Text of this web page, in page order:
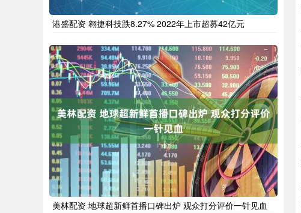
港盛配资 翱捷科技跌8.27% 2022年上市超募42亿元
美林配资 地球超新鲜首播口碑出炉 观众打分评价一针见血